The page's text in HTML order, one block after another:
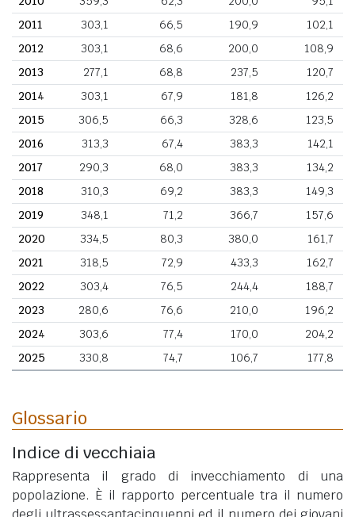
2011
303,1 66,5 190,9
102,1
2012
303,1 68,6 200,0
108,9
2013
277,1 68,8 237,5
120,7
2014
303,1 67,9 181,8
126,2
2015
306,5 66,3 328,6
123,5
2016
313,3 67,4 383,3
142,1
2017
290,3 68,0 383,3
134,2
2018
310,3 69,2 383,3
149,3
2019
348,1 71,2 366,7
157,6
2020
334,5 80,3 380,0
161,7
2021
318,5 72,9 433,3
162,7
2022
303,4 76,5 244,4
188,7
2023
280,6 76,6 210,0
196,2
2024
303,6 77,4 170,0
204,2
2025
330,8 74,7 106,7 177,8
Glossario
Indice di vecchiaia
Rappresenta il grado di invecchiamento di una
popolazione. È il rapporto percentuale tra il numero